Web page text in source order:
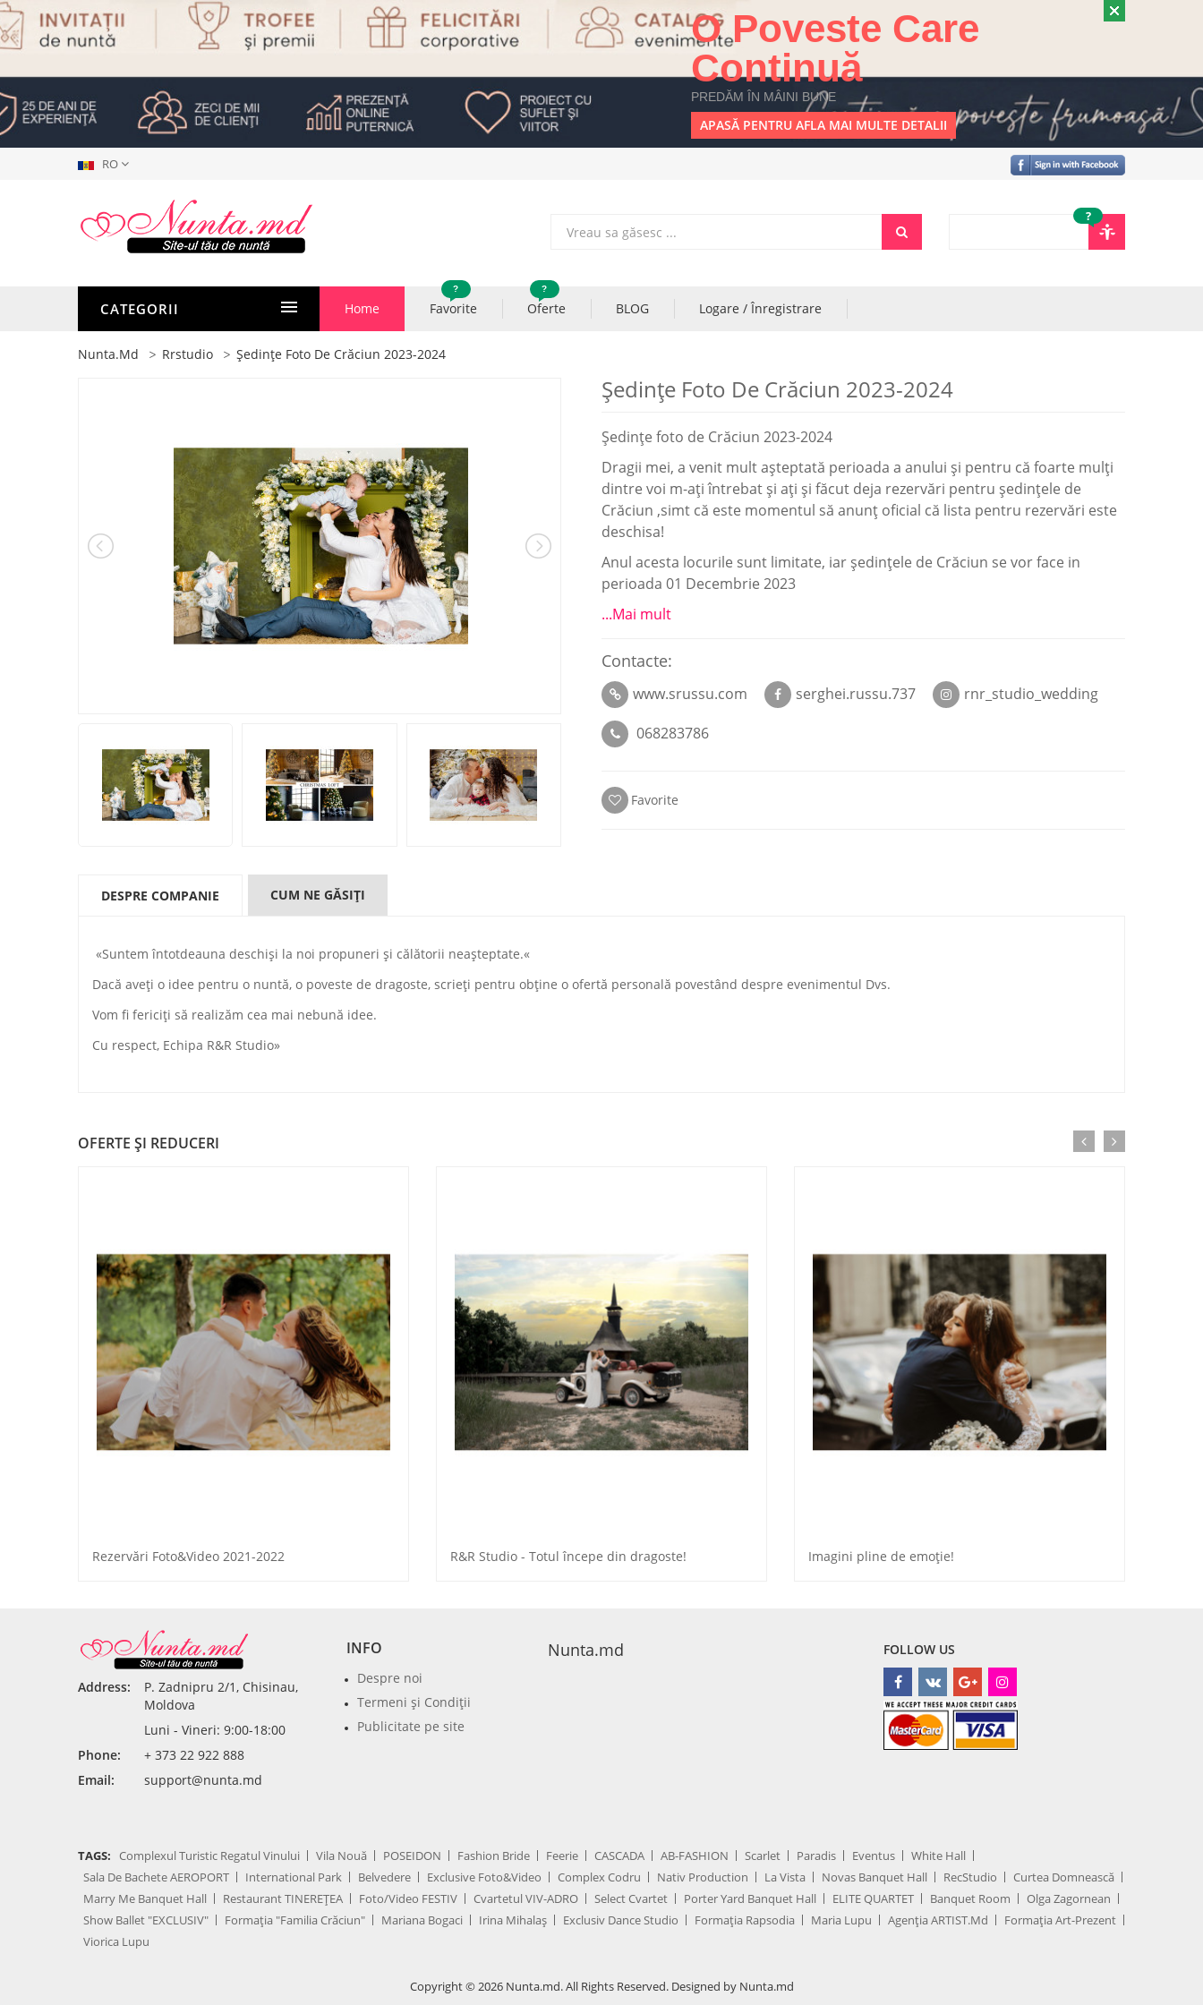
O Poveste Care
Continuă
PREDĂM ÎN MÂINI BUNE
APASĂ PENTRU AFLA MAI MULTE DETALII
RO
?
CATEGORII Home Favorite
?
Oferte
?
BLOG Logare / Înregistrare
Nunta.md Rrstudio Ședințe Foto De Crăciun 2023-2024
Ședințe Foto De Crăciun 2023-2024
Ședințe foto de Crăciun 2023-2024
Dragii mei, a venit mult așteptată perioada a anului și pentru că foarte mulți
dintre voi m-ați întrebat și ați și făcut deja rezervări pentru ședințele de
Crăciun ,simt că este momentul să anunț oficial că lista pentru rezervări este
deschisa!
Anul acesta locurile sunt limitate, iar ședințele de Crăciun se vor face in
perioada 01 Decembrie 2023
...Mai mult
Contacte:
www.srussu.com serghei.russu.737
rnr_studio_wedding
068283786
Favorite
DESPRE COMPANIE CUM NE GĂSIŢI
«Suntem întotdeauna deschiși la noi propuneri și călătorii neașteptate.«
Dacă aveți o idee pentru o nuntă, o poveste de dragoste, scrieți pentru obține o ofertă personală povestând despre evenimentul Dvs.
Vom fi fericiți să realizăm cea mai nebună idee.
Cu respect, Echipa R&R Studio»
OFERTE ŞI REDUCERI
Rezervări Foto&Video 2021-2022 R&R Studio - Totul începe din dragoste! Imagini pline de emoţie!
Address:
P. Zadnipru 2/1, Chisinau,
Moldova
Luni - Vineri: 9:00-18:00
Phone:
+ 373 22 922 888
Email:
support@nunta.md
INFO
Despre noi
Termeni şi Condiţii
Publicitate pe site
Nunta.md FOLLOW US
TAGS: Complexul Turistic Regatul Vinului Vila Nouă POSEIDON Fashion Bride Feerie CASCADA AB-FASHION Scarlet Paradis Eventus
White Hall
Sala De Bachete AEROPORT
International Park Belvedere Exclusive Foto&Video Complex Codru Nativ Production La Vista Novas Banquet Hall RecStudio
Curtea Domnească
Marry Me Banquet Hall
Restaurant TINEREȚEA Foto/Video FESTIV Cvartetul VIV-ADRO Select Cvartet Porter Yard Banquet Hall ELITE QUARTET Banquet Room
Olga Zagornean
Show Ballet "EXCLUSIV"
Formația "Familia Crăciun" Mariana Bogaci Irina Mihalaș Exclusiv Dance Studio Formația Rapsodia Maria Lupu Agenţia ARTIST.md
Formația Art-Prezent
Viorica Lupu
Copyright © 2026 Nunta.md. All Rights Reserved. Designed by Nunta.md